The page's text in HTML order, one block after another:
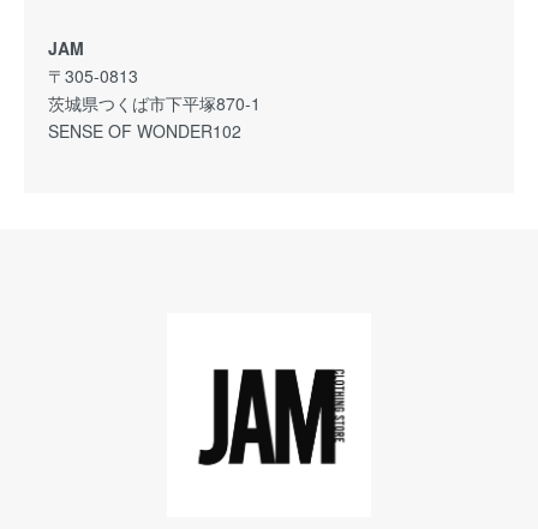
JAM
〒305-0813
茨城県つくば市下平塚870-1
SENSE OF WONDER102